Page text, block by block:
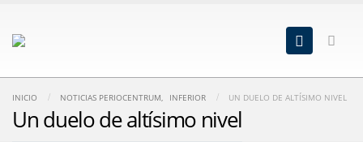
INICIO NOTICIAS PERIOCENTRUM, INFERIOR UN DUELO DE ALTÍSIMO NIVEL
Un duelo de altísimo nivel